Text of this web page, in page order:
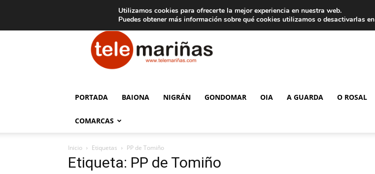
Aviso legal Tarifas de publicidad
Telemariñas
PORTADA BAIONA NIGRÁN GONDOMAR OIA A GUARDA O ROSAL
COMARCAS
Inicio Etiquetas PP de Tomiño
Etiqueta: PP de Tomiño
Utilizamos cookies para ofrecerte la mejor experiencia en nuestra web.
Puedes obtener más información sobre qué cookies utilizamos o desactivarlas en